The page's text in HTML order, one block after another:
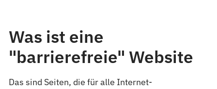
Was ist eine
"barrierefreie" Website
Das sind Seiten, die für alle Internet-